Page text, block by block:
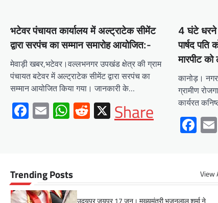
भटेवर पंचायत कार्यालय में अल्ट्राटेक सीमेंट
द्वारा सरपंच का सम्मान समारोह आयोजित:-
मेवाड़ी खबर,भटेवर।वल्लभनगर उपखंड क्षेत्र की ग्राम
पंचायत बटेवर में अल्ट्राटेक सीमेंट द्वारा सरपंच का
सम्मान आयोजित किया गया। जानकारी के…
Facebook
EmailWhatsApp
Reddit
X
Share
4 घंटे धरने
पार्षद
मारपीट को
कानोड़।
ग्रामीण
कार्यरत
Trending Posts View
Facebook
EmailWhatsApp
Reddit
X
Share
BLOG
मुख्यमंत्री ने उदयपुर में शहरी सेवा
शिविर का किया निरीक्षणसेवा शिविरों
के माध्यम से अंतिम व्यक्ति तक पहुंच
रही सरकारआमजन शिविरों का लें
Mewari Khabar June 17, 2026
उदयपुर जयपुर 17 जून। मुख्यमंत्री भजनलाल शर्मा ने